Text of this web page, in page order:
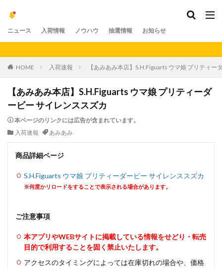
ニュース 入荷情報 ノウハウ 抽選情報 お知らせ
HOME 入荷速報 【あみあみ本店】S.H.Figuarts ウマ娘 プリティー
【あみあみ本店】S.H.Figuarts ウマ娘 プリティーダ
ービー サイレンススズカ
本ページのリンクには広告が含まれています。
入荷速報
あみあみ
商品詳細ページ
S.H.Figuarts ウマ娘 プリティーダービー サイレンススズカ
※何度かリロードをすることで表示される場合があります。
ご注意事項
本アプリやWEBサイトに掲載している情報をせどり・転売
目的で利用することを固く禁止いたします。
アクセスのタイミングによっては在庫切れの場合や、価格